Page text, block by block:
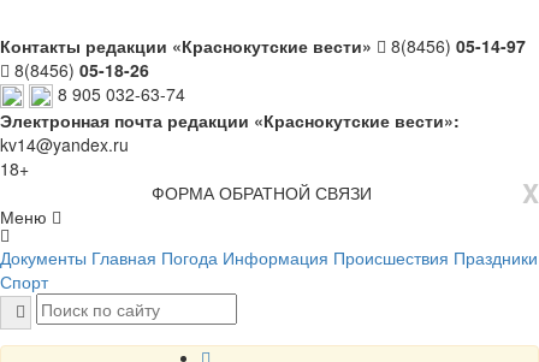
Контакты редакции «Краснокутские вести» 8(8456) 05-14-97
8(8456) 05-18-26
8 905 032-63-74
Электронная почта редакции «Краснокутские вести»:
kv14@yandex.ru
18+
X
ФОРМА ОБРАТНОЙ СВЯЗИ
Меню
Документы Главная Погода Информация Происшествия Праздники
Спорт